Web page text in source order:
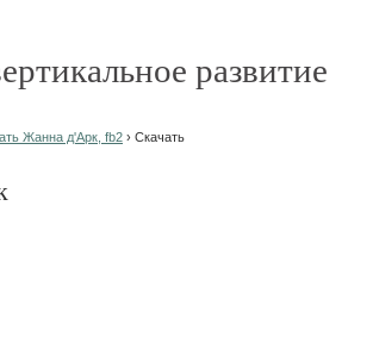
развитие
Жанна д'Арк, fb2 › Скачать